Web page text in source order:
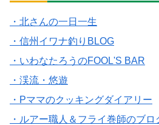
・北さんの一日一生
・信州イワナ釣りBLOG
・いわなたろうのFOOL'S BAR
・渓流・悠遊
・Pママのクッキングダイアリー
・ルアー職人＆フライ巻師のブロ